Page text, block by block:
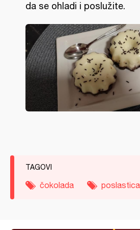
da se ohladi i poslužite.
TAGOVI
čokolada poslastica